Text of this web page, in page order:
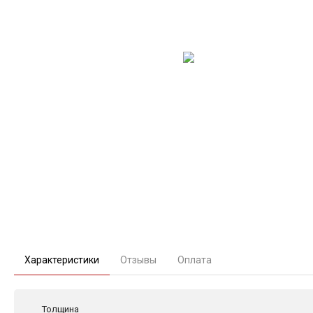
Характеристики Отзывы Оплата
Толщина